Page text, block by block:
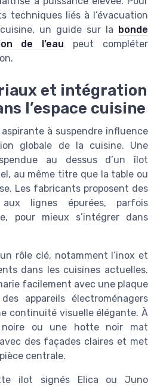
techniques liés à l’évacuation
un guide sur la bonde
de l’eau peut compléter
et intégration
l’espace cuisine
à suspendre influence
globale de la cuisine. Une
au dessus d’un îlot
au même titre que la table ou
Les fabricants proposent des
lignes épurées, parfois
pour mieux s’intégrer dans
rôle clé, notamment l’inox et
dans les cuisines actuelles.
facilement avec une plaque
appareils électroménagers
continuité visuelle élégante. À
noire ou une hotte noir mat
des façades claires et met
centrale.
ilot signés Elica ou Juno